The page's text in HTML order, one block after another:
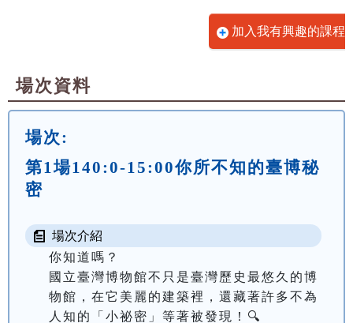
加入我有興趣的課程
場次資料
場次:
第1場140:0-15:00你所不知的臺博秘
密
場次介紹
你知道嗎？
國立臺灣博物館不只是臺灣歷史最悠久的博
物館，在它美麗的建築裡，還藏著許多不為
人知的「小祕密」等著被發現！🔍